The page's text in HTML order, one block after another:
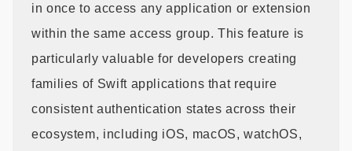
in once to access any application or extension
within the same access group. This feature is
particularly valuable for developers creating
families of Swift applications that require
consistent authentication states across their
ecosystem, including iOS, macOS, watchOS,